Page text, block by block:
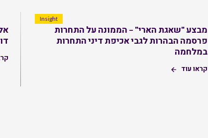
מבצע "שאגת הארי" – הממונה על התחרות
פרסמה הבהרות לגבי אכיפת דיני התחרות
במלחמה
Insight
קראו עוד